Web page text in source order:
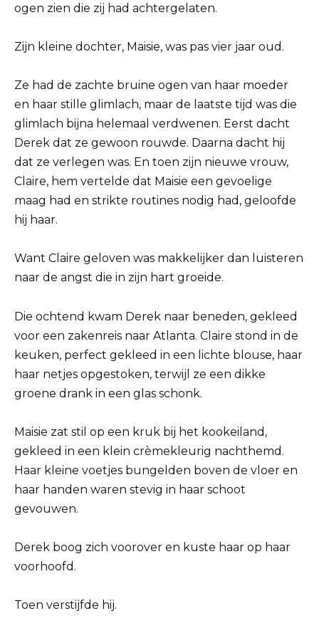
ogen zien die zij had achtergelaten.
Zijn kleine dochter, Maisie, was pas vier jaar oud.
Ze had de zachte bruine ogen van haar moeder
en haar stille glimlach, maar de laatste tijd was die
glimlach bijna helemaal verdwenen. Eerst dacht
Derek dat ze gewoon rouwde. Daarna dacht hij
dat ze verlegen was. En toen zijn nieuwe vrouw,
Claire, hem vertelde dat Maisie een gevoelige
maag had en strikte routines nodig had, geloofde
hij haar.
Want Claire geloven was makkelijker dan luisteren
naar de angst die in zijn hart groeide.
Die ochtend kwam Derek naar beneden, gekleed
voor een zakenreis naar Atlanta. Claire stond in de
keuken, perfect gekleed in een lichte blouse, haar
haar netjes opgestoken, terwijl ze een dikke
groene drank in een glas schonk.
Maisie zat stil op een kruk bij het kookeiland,
gekleed in een klein crèmekleurig nachthemd.
Haar kleine voetjes bungelden boven de vloer en
haar handen waren stevig in haar schoot
gevouwen.
Derek boog zich voorover en kuste haar op haar
voorhoofd.
Toen verstijfde hij.